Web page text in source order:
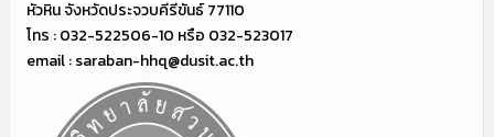
หัวหิน จังหวัดประจวบคีรีขันธ์ 77110
โทร : 032-522506-10 หรือ 032-523017
email : saraban-hhq@dusit.ac.th